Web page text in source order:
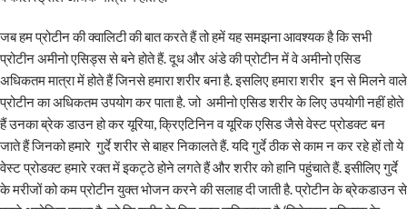
जब हम प्रोटीन की क्वालिटी की बात करते हैं तो हमें यह समझना आवश्यक है कि सभी
प्रोटीन अमीनो एसिड्स से बने होते हैं. दूध और अंडे की प्रोटीन में वे अमीनो एसिड
अधिकतम मात्रा में होते हैं जिनसे हमारा शरीर बना है. इसलिए हमारा शरीर इन से मिलने वाले
प्रोटीन का अधिकतम उपयोग कर पाता है. जो अमीनो एसिड शरीर के लिए उपयोगी नहीं होते
हैं उनका ब्रेक डाउन हो कर यूरिया, क्रिएटिनिन व यूरिक एसिड जैसे वेस्ट प्रोडक्ट बन
जाते हैं जिनको हमारे गुर्दे शरीर से बाहर निकालते हैं. यदि गुर्दे ठीक से काम न कर रहे हों तो ये
वेस्ट प्रोडक्ट हमारे रक्त में इकट्ठे होने लगते हैं और शरीर को हानि पहुंचाते हैं. इसीलिए गुर्दे
के मरीजों को कम प्रोटीन युक्त भोजन करने की सलाह दी जाती है. प्रोटीन के ब्रेकडाउन से